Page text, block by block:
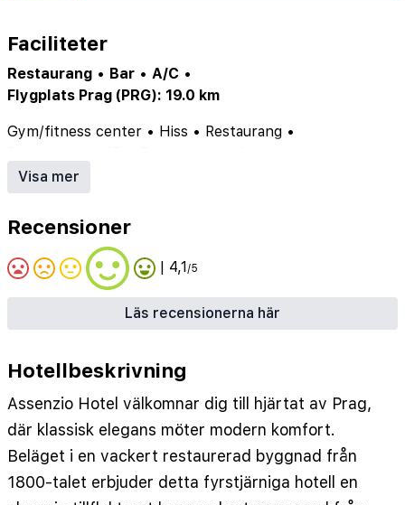
Faciliteter
Restaurang • Bar • A/C •
Flygplats Prag (PRG): 19.0 km
Gym/fitness center • Hiss • Restaurang •
Bar
Visa mer
Recensioner
| 4,1 /5
Läs recensionerna här
Hotellbeskrivning
Assenzio Hotel välkomnar dig till hjärtat av Prag,
där klassisk elegans möter modern komfort.
Beläget i en vackert restaurerad byggnad från
1800-talet erbjuder detta fyrstjärniga hotell en